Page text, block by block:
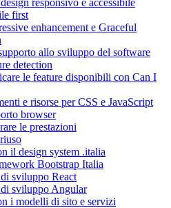
first
enhancement e Graceful
allo sviluppo del software
detection
le feature disponibili con Can I
e risorse per CSS e JavaScript
browser
le prestazioni
il design system .italia
Bootstrap Italia
sviluppo React
sviluppo Angular
i modelli di sito e servizi